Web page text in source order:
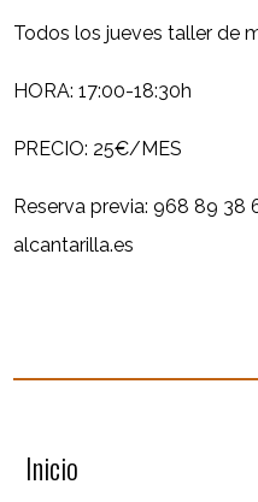
Todos los jueves taller de
HORA: 17:00-18:30h
PRECIO: 25€/MES
Reserva previa: 968 89 38
alcantarilla.es
Inicio